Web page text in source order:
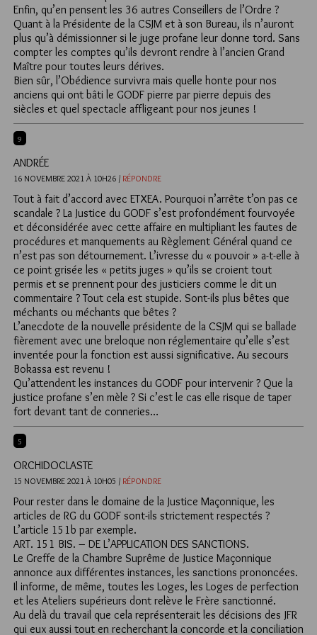
Enfin, qu’en pensent les 36 autres Conseillers de l’Ordre ?
Quant à la Présidente de la CSJM et à son Bureau, ils n’auront
plus qu’à démissionner si le juge profane leur donne tord. Sans
compter les comptes qu’ils devront rendre à l’ancien Grand
Maître pour toutes leurs dérives.
Bien sûr, l’Obédience survivra mais quelle honte pour nos
anciens qui ont bâti le GODF pierre par pierre depuis des
siècles et quel spectacle affligeant pour nos jeunes !
9
ANDRÉE
16 NOVEMBRE 2021 À 10H26 / RÉPONDRE
Tout à fait d’accord avec ETXEA. Pourquoi n’arrête t’on pas ce
scandale ? La Justice du GODF s’est profondément fourvoyée
et déconsidérée avec cette affaire en multipliant les fautes de
procédures et manquements au Règlement Général quand ce
n’est pas son détournement. L’ivresse du « pouvoir » a-t-elle à
ce point grisée les « petits juges » qu’ils se croient tout
permis et se prennent pour des justiciers comme le dit un
commentaire ? Tout cela est stupide. Sont-ils plus bêtes que
méchants ou méchants que bêtes ?
L’anecdote de la nouvelle présidente de la CSJM qui se ballade
fièrement avec une breloque non réglementaire qu’elle s’est
inventée pour la fonction est aussi significative. Au secours
Bokassa est revenu !
Qu’attendent les instances du GODF pour intervenir ? Que la
justice profane s’en mèle ? Si c’est le cas elle risque de taper
fort devant tant de conneries…
5
ORCHIDOCLASTE
15 NOVEMBRE 2021 À 10H05 / RÉPONDRE
Pour rester dans le domaine de la Justice Maçonnique, les
articles de RG du GODF sont-ils strictement respectés ?
L’article 151b par exemple.
ART. 151 BIS. – DE L’APPLICATION DES SANCTIONS.
Le Greffe de la Chambre Suprême de Justice Maçonnique
annonce aux différentes instances, les sanctions prononcées.
Il informe, de même, toutes les Loges, les Loges de perfection
et les Ateliers supérieurs dont relève le Frère sanctionné.
Au delà du travail que cela représenterait les décisions des JFR
qui eux aussi tout en recherchant la concorde et la conciliation